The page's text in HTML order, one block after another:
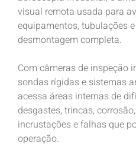
visual remota usada para
equipamentos, tubulações
desmontagem completa.
Com câmeras de inspeção
sondas rígidas e sistemas
acessa áreas internas de
desgastes, trincas,
incrustações e falhas que
operação.